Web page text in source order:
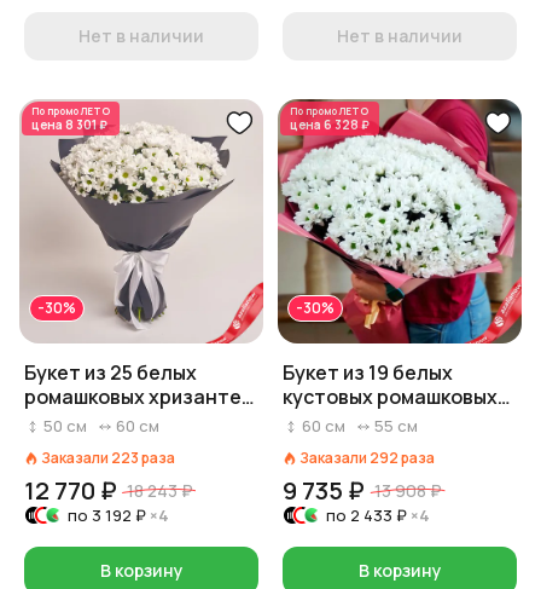
Нет в наличии Нет в наличии
По промоЛЕТО
цена 8 301 ₽
-30%
Букет из 25 белых
ромашковых хризантем
в черной бумаге
50 см 60 см
Заказали 223раза
12 770 ₽ 18 243 ₽
по 3 192 ₽ ×4
В корзину
По промоЛЕТО
цена 6 328 ₽
-30%
Букет из 19 белых
кустовых ромашковых
хризантем
60 см 55 см
Заказали 292раза
9 735 ₽ 13 908 ₽
по 2 433 ₽ ×4
В корзину